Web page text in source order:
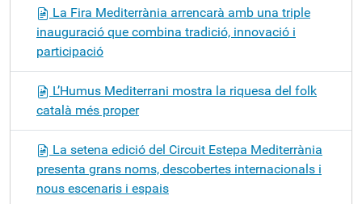
La Fira Mediterrània arrencarà amb una triple
inauguració que combina tradició, innovació i
participació
L’Humus Mediterrani mostra la riquesa del folk
català més proper
La setena edició del Circuit Estepa Mediterrània
presenta grans noms, descobertes internacionals i
nous escenaris i espais